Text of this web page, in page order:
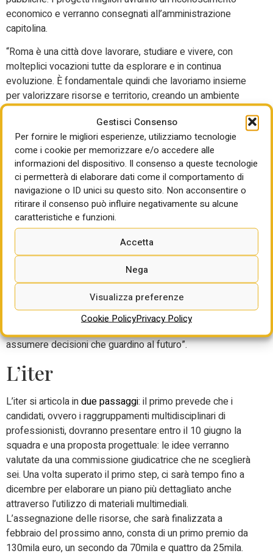
Gestisci Consenso
Per fornire le migliori esperienze, utilizziamo tecnologie
come i cookie per memorizzare e/o accedere alle
informazioni del dispositivo. Il consenso a queste tecnologie
ci permetterà di elaborare dati come il comportamento di
navigazione o ID unici su questo sito. Non acconsentire o
ritirare il consenso può influire negativamente su alcune
caratteristiche e funzioni.
Accetta
Nega
Visualizza preferenze
Cookie PolicyPrivacy Policy
economico e verranno consegnati all’amministrazione
capitolina.
“Roma è una città dove lavorare, studiare e vivere, con
molteplici vocazioni tutte da esplorare e in continua
evoluzione. È fondamentale quindi che lavoriamo insieme
per valorizzare risorse e territorio, creando un ambiente
urbano che promuova sostenibilità, inclusione e sviluppo
economico”, ha spiegato il presidente Lucignano nel suo
intervento introduttivo. “Solo attraverso un approccio
integrato, in cui competenze e specializzazioni
collaborano, possiamo affrontare le sfide della nostra città
con una visione chiara e obiettivi concreti, con il contributo
del privato, ma sempre sotto una attenta e forte regia
pubblica per raggiungere obiettivi che vadano oltre
l’ordinario e il quotidiano”, ha aggiunto. Campidoglio,
Regione e istituzioni centrali “stanno rimettendo la Capitale
al centro della politica”, ha detto sottolineando come la
riforma sui poteri di Roma Capitale “diventa cruciale per il
nostro futuro, così come i concetti di semplificazione,
innovazione e partenariato pubblico-privato. I tavoli tecnici
della Fondazione affronteranno ambiti specifici, mettendo
assumere decisioni che guardino al futuro”.
L’iter
L’iter si articola indue passaggi: il primo prevede che i
candidati, ovvero i raggruppamenti multidisciplinari di
professionisti, dovranno presentare entro il 10 giugno la
squadra e una proposta progettuale: le idee verranno
valutate da una commissione giudicatrice che ne sceglierà
sei. Una volta superato il primo step, ci sarà tempo fino a
dicembre per elaborare un piano più dettagliato anche
attraverso l’utilizzo di materiali multimediali.
L’assegnazione delle risorse, che sarà finalizzata a
febbraio del prossimo anno, consta di un primo premio da
130mila euro, un secondo da 70mila e quattro da 25mila.